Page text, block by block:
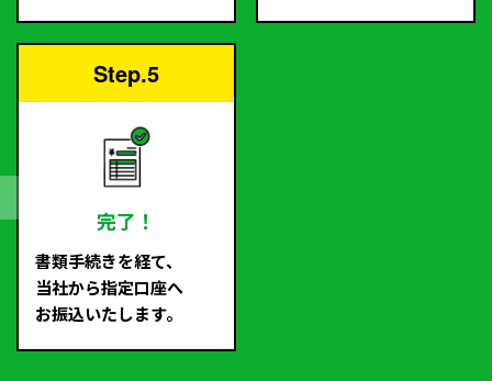
Step.5
完了！
書類手続きを経て、
当社から指定口座へ
お振込いたします。